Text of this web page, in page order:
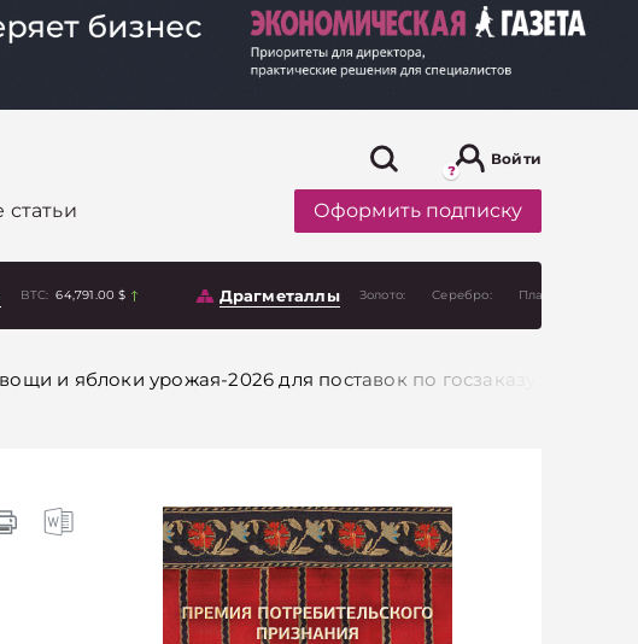
Войти
статьи Оформить подписку
BTC: 64,791.00 $ Драгметаллы Золото: Серебро: Платина:
и яблоки урожая-2026 для поставок по госзаказу